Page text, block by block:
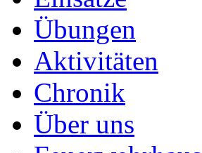
Übungen
Aktivitäten
Chronik
Über uns